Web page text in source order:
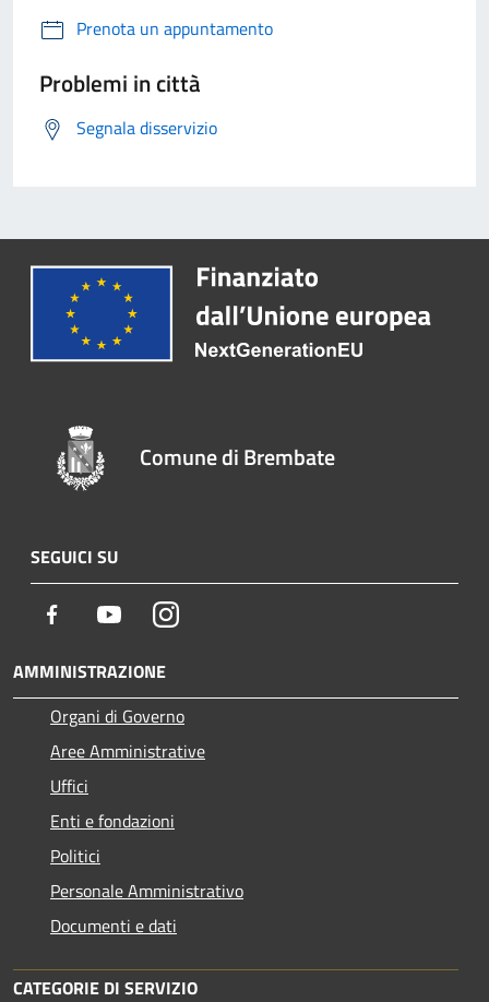
Prenota un appuntamento
Problemi in città
Segnala disservizio
Comune di Brembate
SEGUICI SU
Facebook YoutubeInstagram
AMMINISTRAZIONE
Organi di Governo
Aree Amministrative
Uffici
Enti e fondazioni
Politici
Personale Amministrativo
Documenti e dati
CATEGORIE DI SERVIZIO